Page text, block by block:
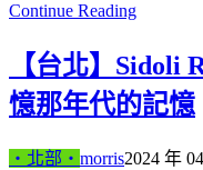
Continue Reading
【台北】Sidoli
憶那年代的記憶
‧北部‧ morris2024 年